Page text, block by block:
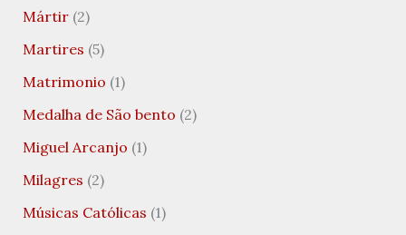
Mártir(2)
Martires (5)
Matrimonio (1)
Medalha de São bento (2)
Miguel Arcanjo (1)
Milagres (2)
Músicas Católicas (1)